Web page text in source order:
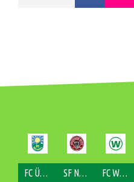
FC Übersaxen SF Nofels FC Weiler